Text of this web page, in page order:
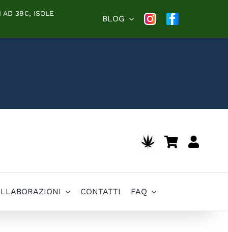
AD 39€, ISOLE
BLOG
CONTATTI FAQ